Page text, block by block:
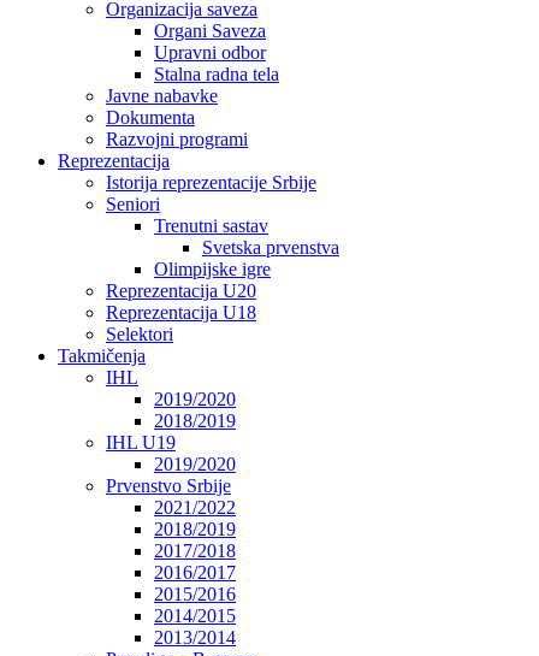
Organizacija saveza
Organi Saveza
Upravni odbor
Stalna radna tela
Javne nabavke
Dokumenta
Razvojni programi
Reprezentacija
Istorija reprezentacije Srbije
Seniori
Trenutni sastav
Svetska prvenstva
Olimpijske igre
Reprezentacija U20
Reprezentacija U18
Selektori
Takmičenja
IHL
2019/2020
2018/2019
IHL U19
2019/2020
Prvenstvo Srbije
2021/2022
2018/2019
2017/2018
2016/2017
2015/2016
2014/2015
2013/2014